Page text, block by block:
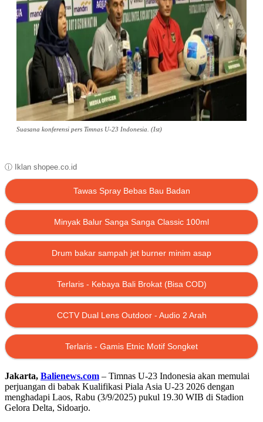
Suasana konferensi pers Timnas U-23 Indonesia. (Ist)
ⓘ Iklan shopee.co.id
Tawas Spray Bebas Bau Badan
Minyak Balur Sanga Sanga Classic 100ml
Drum bakar sampah jet burner minim asap
Terlaris - Kebaya Bali Brokat (Bisa COD)
CCTV Dual Lens Outdoor - Audio 2 Arah
Terlaris - Gamis Etnic Motif Songket
Jakarta, Balienews.com – Timnas U-23 Indonesia akan memulai
perjuangan di babak Kualifikasi Piala Asia U-23 2026 dengan
menghadapi Laos, Rabu (3/9/2025) pukul 19.30 WIB di Stadion
Gelora Delta, Sidoarjo.